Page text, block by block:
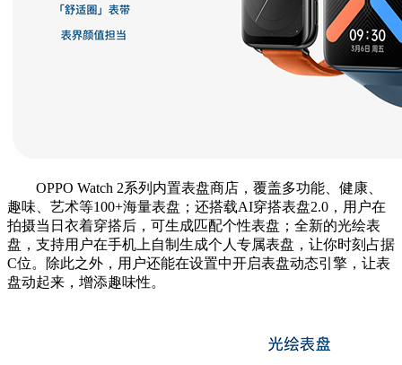
OPPO Watch 2系列内置表盘商店，覆盖多功能、健康、
趣味、艺术等100+海量表盘；还搭载AI穿搭表盘2.0，用户在
拍摄当日衣着穿搭后，可生成匹配个性表盘；全新的光绘表
盘，支持用户在手机上自制生成个人专属表盘，让你时刻占据
C位。除此之外，用户还能在设置中开启表盘动态引擎，让表
盘动起来，增添趣味性。